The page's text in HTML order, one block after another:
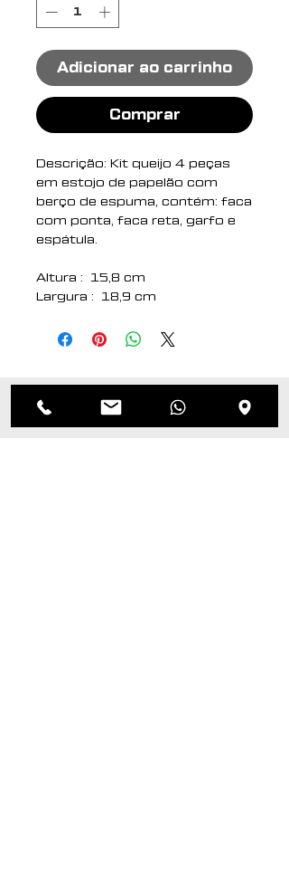
Adicionar ao carrinho
Comprar
Descrição: Kit queijo 4 peças
em estojo de papelão com
berço de espuma, contém: faca
com ponta, faca reta, garfo e
espátula.
Altura : 15,8 cm
Largura : 18,9 cm
Medidas aproximadas para
Produtos